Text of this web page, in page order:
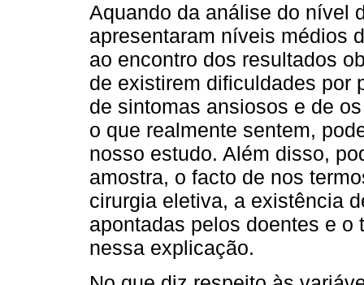
Aquando da análise do nível
apresentaram níveis médios
ao encontro dos resultados
de existirem dificuldades por
de sintomas ansiosos e de
o que realmente sentem,
nosso estudo. Além disso,
amostra, o facto de nos
cirurgia eletiva, a existência
apontadas pelos doentes e o
nessa explicação.